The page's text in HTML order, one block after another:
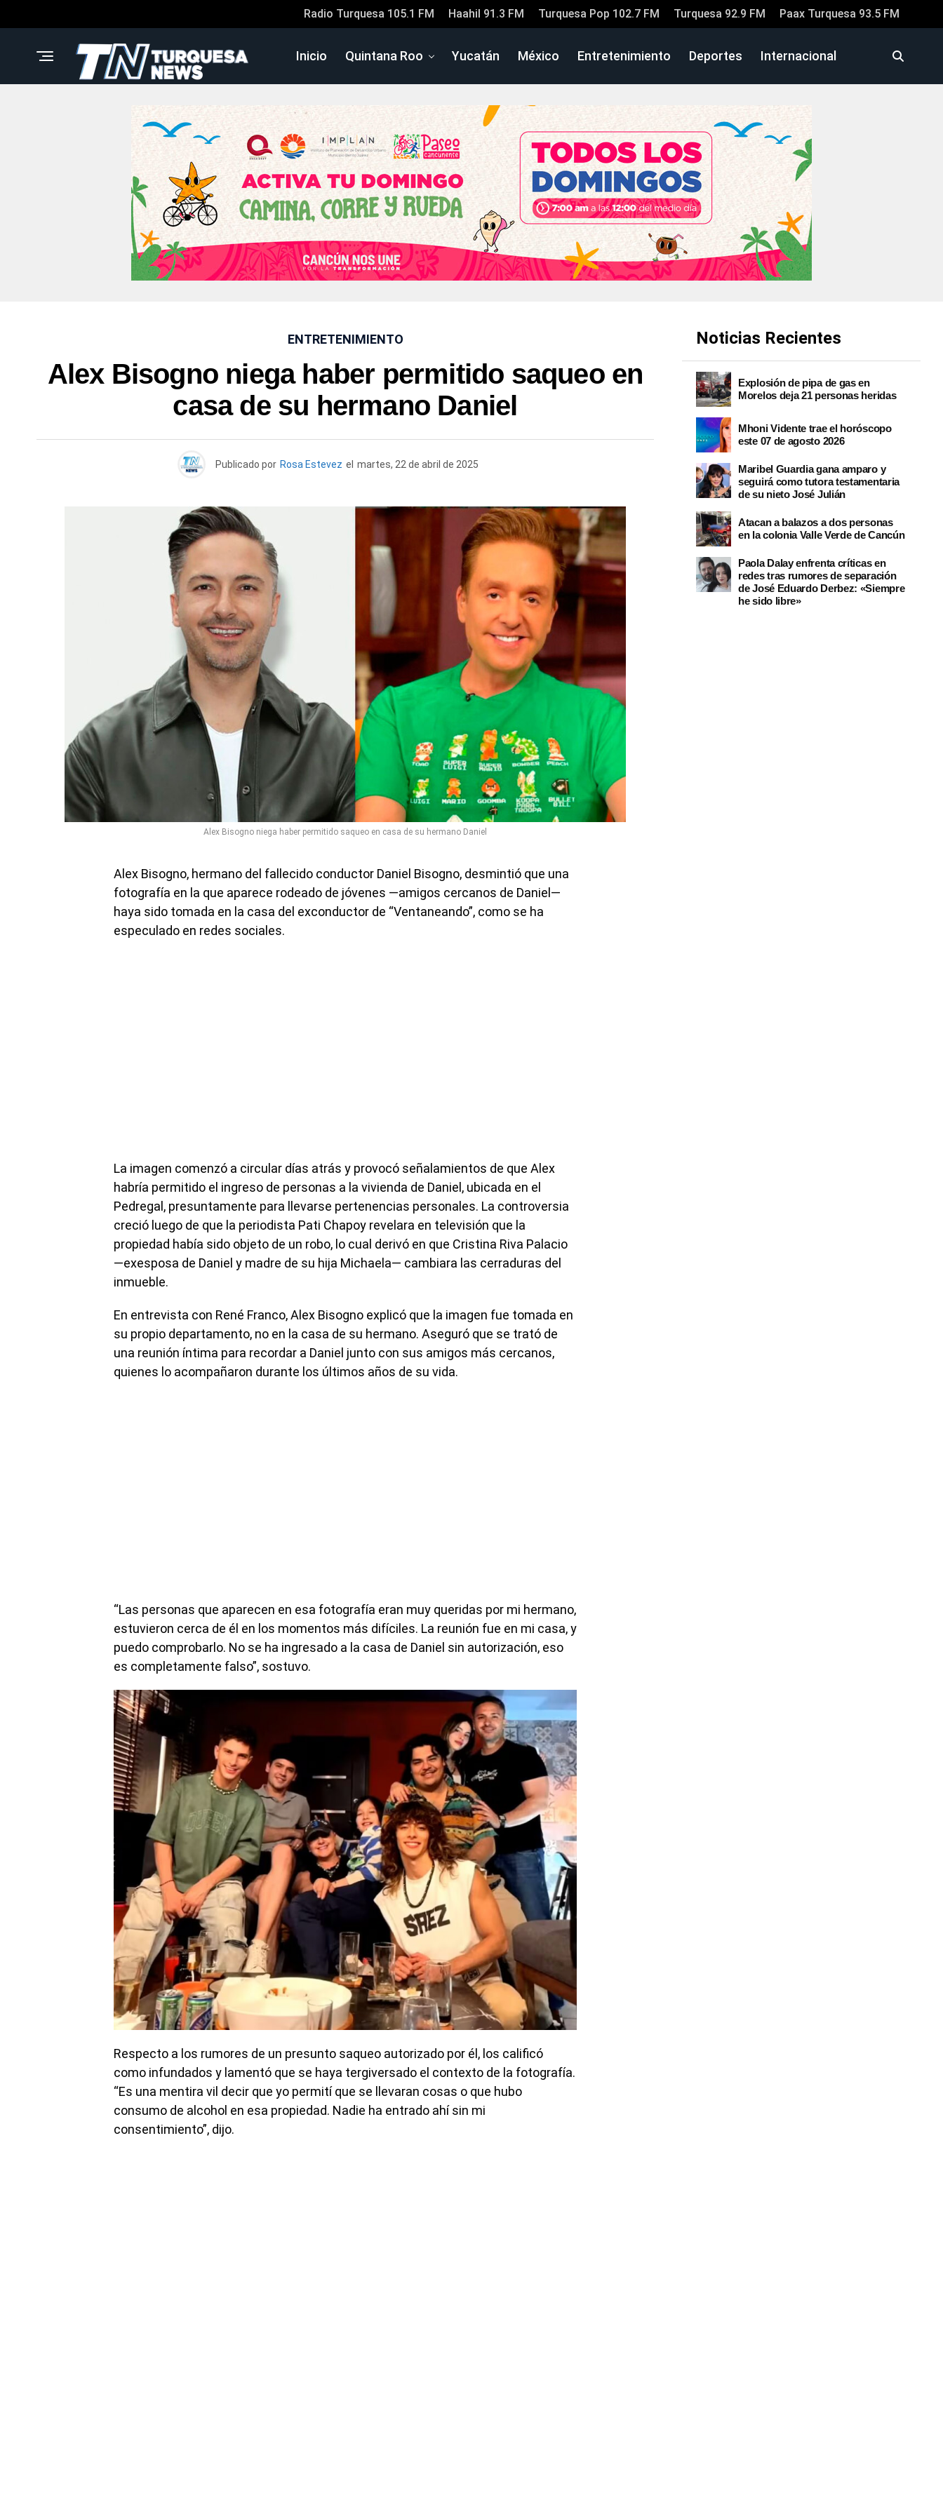
Radio Turquesa 105.1 FM Haahil 91.3 FM Turquesa Pop 102.7 FM Turquesa 92.9 FM Paax Turquesa 93.5 FM
Inicio Quintana Roo Yucatán México Entretenimiento Deportes Internacional
ENTRETENIMIENTO
Alex Bisogno niega haber permitido saqueo en
casa de su hermano Daniel
Publicado por Rosa Estevez el martes, 22 de abril de 2025
Alex Bisogno niega haber permitido saqueo en casa de su hermano Daniel
Alex Bisogno, hermano del fallecido conductor Daniel Bisogno, desmintió que una
fotografía en la que aparece rodeado de jóvenes —amigos cercanos de Daniel—
haya sido tomada en la casa del exconductor de “Ventaneando”, como se ha
especulado en redes sociales.
La imagen comenzó a circular días atrás y provocó señalamientos de que Alex
habría permitido el ingreso de personas a la vivienda de Daniel, ubicada en el
Pedregal, presuntamente para llevarse pertenencias personales. La controversia
creció luego de que la periodista Pati Chapoy revelara en televisión que la
propiedad había sido objeto de un robo, lo cual derivó en que Cristina Riva Palacio
—exesposa de Daniel y madre de su hija Michaela— cambiara las cerraduras del
inmueble.
En entrevista con René Franco, Alex Bisogno explicó que la imagen fue tomada en
su propio departamento, no en la casa de su hermano. Aseguró que se trató de
una reunión íntima para recordar a Daniel junto con sus amigos más cercanos,
quienes lo acompañaron durante los últimos años de su vida.
“Las personas que aparecen en esa fotografía eran muy queridas por mi hermano,
estuvieron cerca de él en los momentos más difíciles. La reunión fue en mi casa, y
puedo comprobarlo. No se ha ingresado a la casa de Daniel sin autorización, eso
es completamente falso”, sostuvo.
Respecto a los rumores de un presunto saqueo autorizado por él, los calificó
como infundados y lamentó que se haya tergiversado el contexto de la fotografía.
“Es una mentira vil decir que yo permití que se llevaran cosas o que hubo
consumo de alcohol en esa propiedad. Nadie ha entrado ahí sin mi
consentimiento”, dijo.
Noticias Recientes
Explosión de pipa de gas en
Morelos deja 21 personas heridas
Mhoni Vidente trae el horóscopo
este 07 de agosto 2026
Maribel Guardia gana amparo y
seguirá como tutora testamentaria
de su nieto José Julián
Atacan a balazos a dos personas
en la colonia Valle Verde de Cancún
Paola Dalay enfrenta críticas en
redes tras rumores de separación
de José Eduardo Derbez: «Siempre
he sido libre»